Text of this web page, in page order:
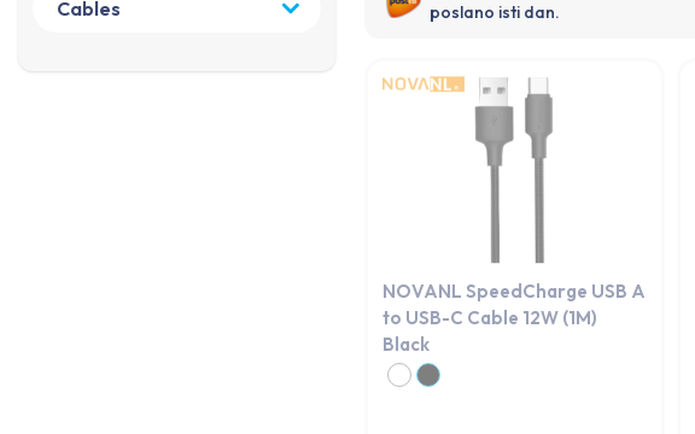
poslano isti dan.
NOVANL SpeedCharge USB A
to USB-C Cable 12W (1M)
Black